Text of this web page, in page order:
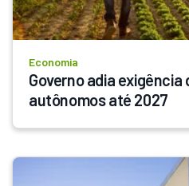
Economia
Governo adia exigência
autônomos até 2027